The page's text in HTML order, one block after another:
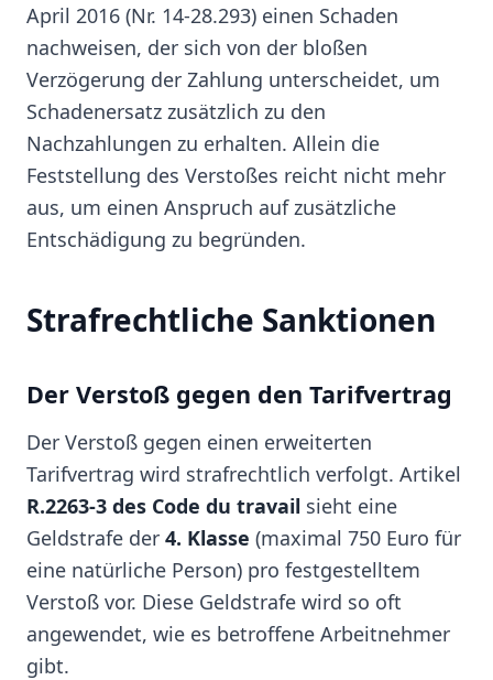
April 2016 (Nr. 14-28.293) einen Schaden
nachweisen, der sich von der bloßen
Verzögerung der Zahlung unterscheidet, um
Schadenersatz zusätzlich zu den
Nachzahlungen zu erhalten. Allein die
Feststellung des Verstoßes reicht nicht mehr
aus, um einen Anspruch auf zusätzliche
Entschädigung zu begründen.
Strafrechtliche Sanktionen
Der Verstoß gegen den Tarifvertrag
Der Verstoß gegen einen erweiterten
Tarifvertrag wird strafrechtlich verfolgt. Artikel
R.2263-3 des Code du travail sieht eine
Geldstrafe der 4. Klasse (maximal 750 Euro für
eine natürliche Person) pro festgestelltem
Verstoß vor. Diese Geldstrafe wird so oft
angewendet, wie es betroffene Arbeitnehmer
gibt.